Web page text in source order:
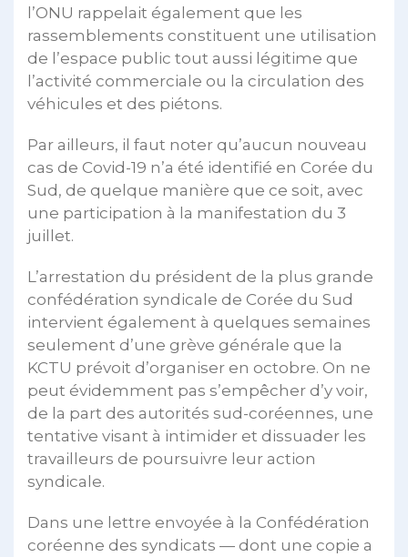
l’ONU rappelait également que les
rassemblements constituent une utilisation
de l’espace public tout aussi légitime que
l’activité commerciale ou la circulation des
véhicules et des piétons.
Par ailleurs, il faut noter qu’aucun nouveau
cas de Covid-19 n’a été identifié en Corée du
Sud, de quelque manière que ce soit, avec
une participation à la manifestation du 3
juillet.
L’arrestation du président de la plus grande
confédération syndicale de Corée du Sud
intervient également à quelques semaines
seulement d’une grève générale que la
KCTU prévoit d’organiser en octobre. On ne
peut évidemment pas s’empêcher d’y voir,
de la part des autorités sud-coréennes, une
tentative visant à intimider et dissuader les
travailleurs de poursuivre leur action
syndicale.
Dans une lettre envoyée à la Confédération
coréenne des syndicats — dont une copie a